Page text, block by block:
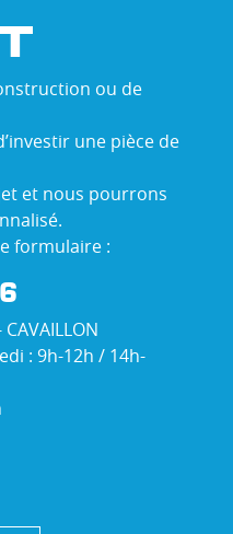
ou de
une pièce de
et nous pourrons
formulaire :
: 9h-12h / 14h-